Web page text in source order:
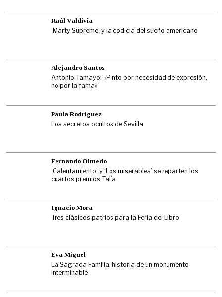
Raúl Valdivia
‘Marty Supreme’ y la codicia del sueño americano
Alejandro Santos
Antonio Tamayo: «Pinto por necesidad de expresión,
no por la fama»
Paula Rodríguez
Los secretos ocultos de Sevilla
Fernando Olmedo
‘Calentamiento’ y ‘Los miserables’ se reparten los
cuartos premios Talía
Ignacio Mora
Tres clásicos patrios para la Feria del Libro
Eva Miguel
La Sagrada Familia, historia de un monumento
interminable